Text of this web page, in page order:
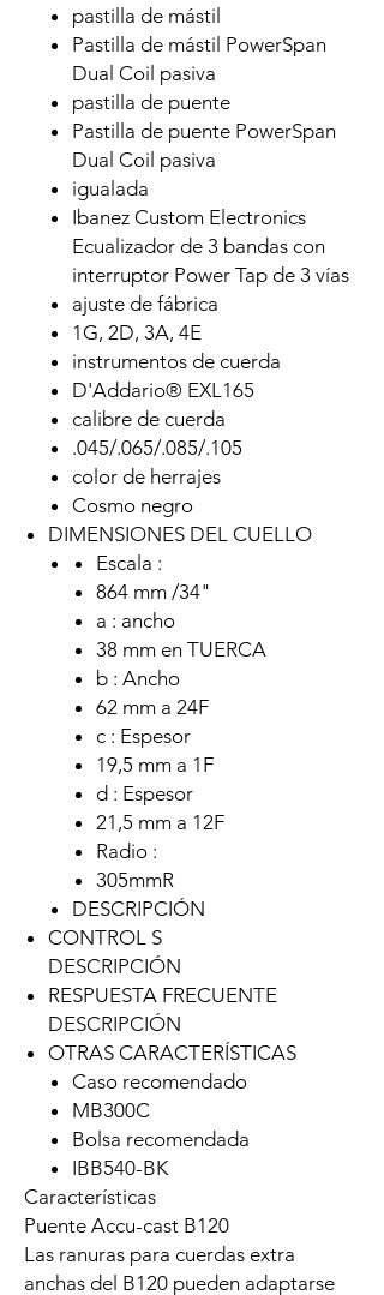
pastilla de mástil
Pastilla de mástil PowerSpan
Dual Coil pasiva
pastilla de puente
Pastilla de puente PowerSpan
Dual Coil pasiva
igualada
Ibanez Custom Electronics
Ecualizador de 3 bandas con
interruptor Power Tap de 3 vías
ajuste de fábrica
1G, 2D, 3A, 4E
instrumentos de cuerda
D'Addario® EXL165
calibre de cuerda
.045/.065/.085/.105
color de herrajes
Cosmo negro
DIMENSIONES DEL CUELLO
Escala :
864 mm /34"
a : ancho
38 mm en TUERCA
b : Ancho
62 mm a 24F
c : Espesor
19,5 mm a 1F
d : Espesor
21,5 mm a 12F
Radio :
305mmR
DESCRIPCIÓN
CONTROL S
DESCRIPCIÓN
RESPUESTA FRECUENTE
DESCRIPCIÓN
OTRAS CARACTERÍSTICAS
Caso recomendado
MB300C
Bolsa recomendada
IBB540-BK
Características
Puente Accu-cast B120
Las ranuras para cuerdas extra
anchas del B120 pueden adaptarse